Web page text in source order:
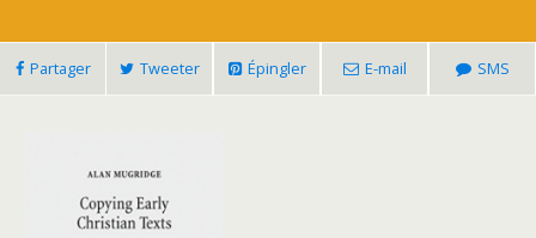
Partager Tweeter Épingler E-mail SMS